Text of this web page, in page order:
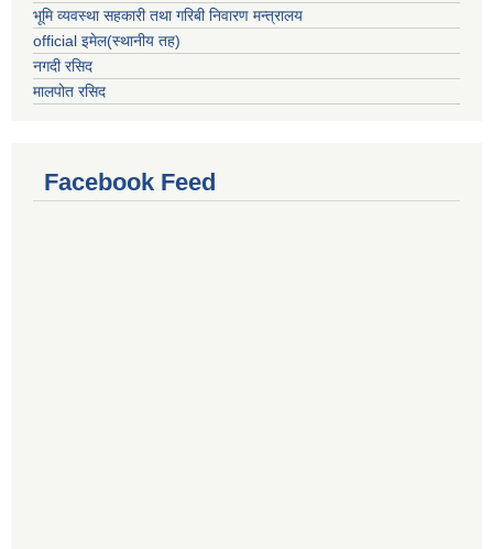
भूमि व्यवस्था सहकारी तथा गरिबी निवारण मन्त्रालय
official इमेल(स्थानीय तह)
नगदी रसिद
मालपोत रसिद
Facebook Feed